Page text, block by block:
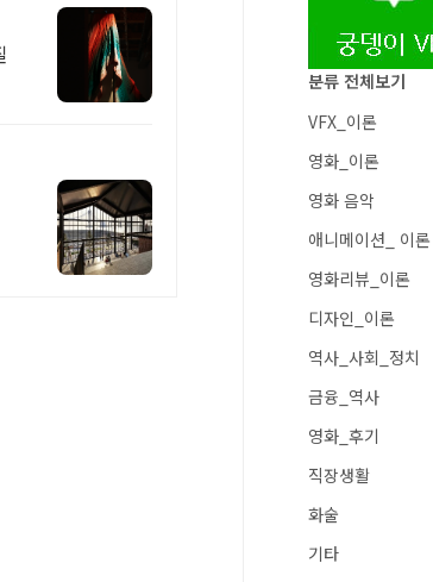
분류 전체보기
VFX_이론
영화_이론
영화 음악
애니메이션_ 이론
영화리뷰_이론
디자인_이론
역사_사회_정치
금융_역사
영화_후기
직장생활
화술
기타